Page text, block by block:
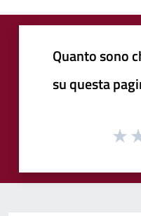
Quanto sono
su questa